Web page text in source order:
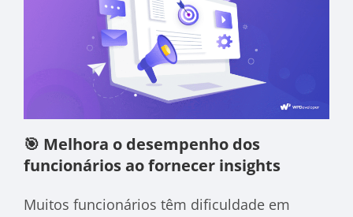
🎯 Melhora o desempenho dos
funcionários ao fornecer insights
Muitos funcionários têm dificuldade em